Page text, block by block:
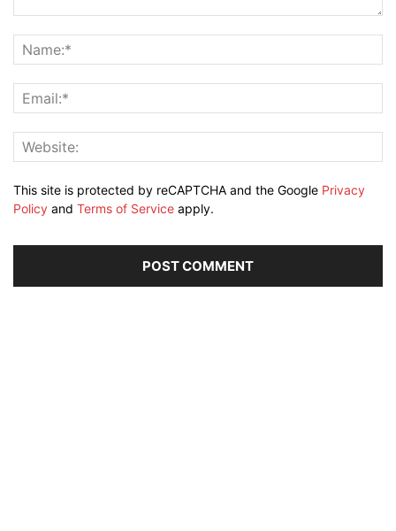
This site is protected by reCAPTCHA and the Google Privacy
Policy and Terms of Service apply.